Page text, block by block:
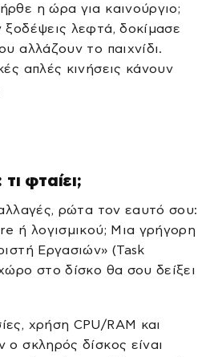
η ώρα για καινούργιο;
λεφτά, δοκίμασε
αλλάζουν το παιχνίδι.
απλές κινήσεις κάνουν
φταίει;
αλλαγές, ρώτα τον εαυτό σου:
ή λογισμικού; Μια γρήγορη
Εργασιών» (Task
στο δίσκο θα σου δείξει
χρήση CPU/RAM και
σκληρός δίσκος είναι